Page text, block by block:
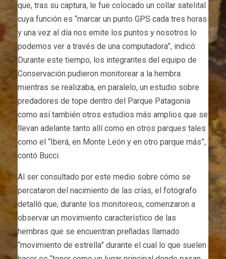
que, tras su captura, le fue colocado un collar satelital
cuya función es “marcar un punto GPS cada tres horas
y una vez al día nos emite los puntos y nosotros lo
podemos ver a través de una computadora”, indicó.
Durante este tiempo, los integrantes del equipo de
Conservación pudieron monitorear a la hembra
mientras se realizaba, en paralelo, un estudio sobre
predadores de tope dentro del Parque Patagonia
como así también otros estudios más amplios que se
llevan adelante tanto allí como en otros parques tales
como el “Iberá, en Monte León y en otro parque más”,
contó Bucci.
Al ser consultado por este medio sobre cómo se
percataron del nacimiento de las crías, el fotógrafo
detalló que, durante los monitoreos, comenzaron a
observar un movimiento característico de las
hembras que se encuentran preñadas llamado
“movimiento de estrella” durante el cual lo que suelen